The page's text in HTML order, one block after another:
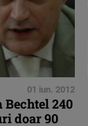
01 iun. 2012
240
doar 90